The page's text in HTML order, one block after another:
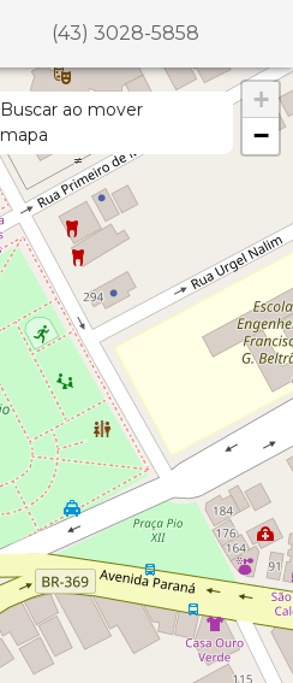
(43) 3028-5858
+
−
Buscar ao mover
mapa